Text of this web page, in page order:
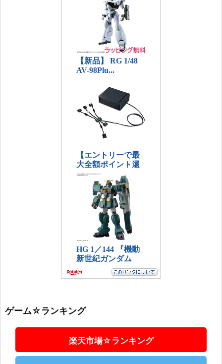
ゲーム☆ランキング
楽天市場☆ランキング